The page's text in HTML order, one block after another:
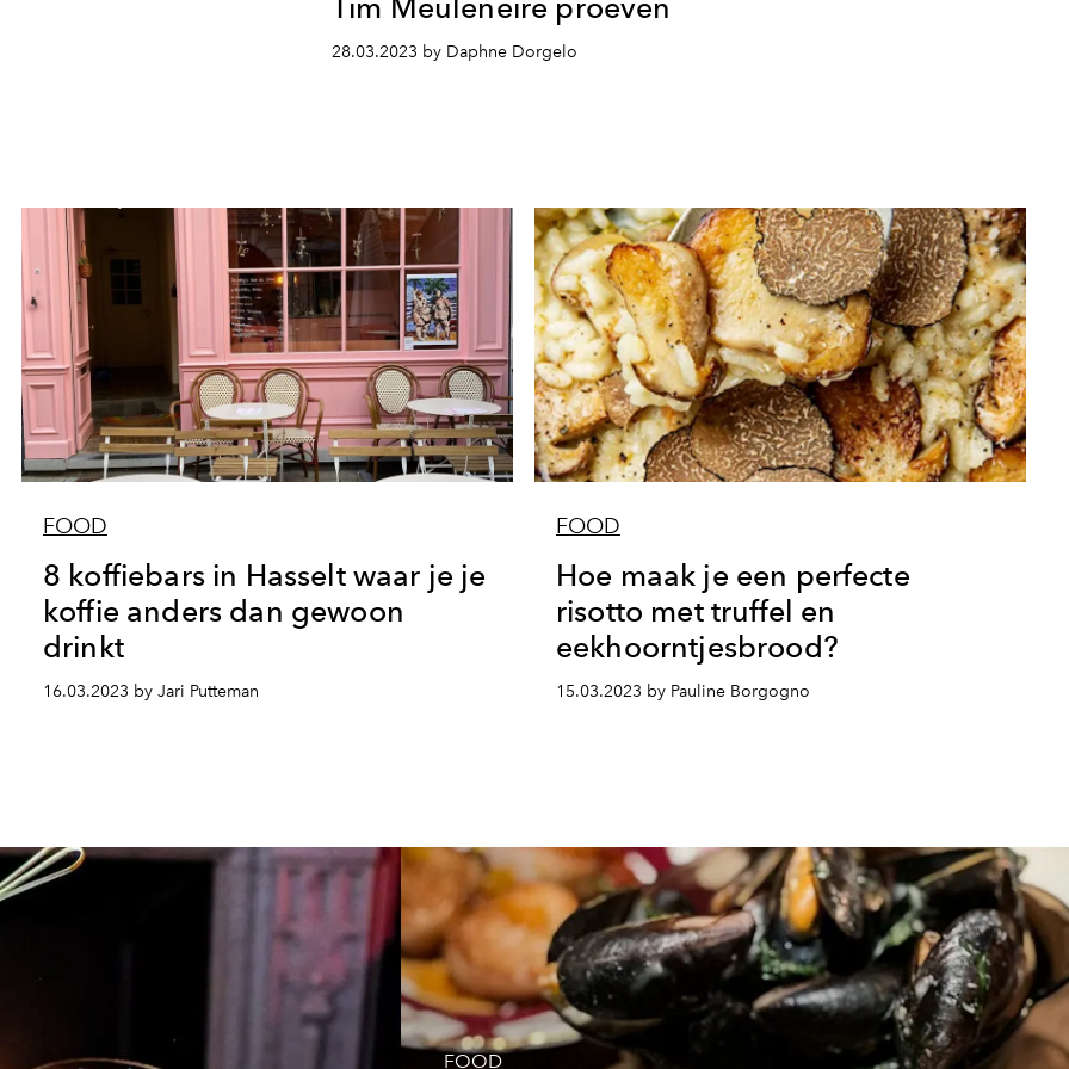
Tim Meuleneire proeven
28.03.2023 by Daphne Dorgelo
FOOD
8 koffiebars in Hasselt waar je je
koffie anders dan gewoon
drinkt
16.03.2023 by Jari Putteman
FOOD
Hoe maak je een perfecte
risotto met truffel en
eekhoorntjesbrood?
15.03.2023 by Pauline Borgogno
FOOD